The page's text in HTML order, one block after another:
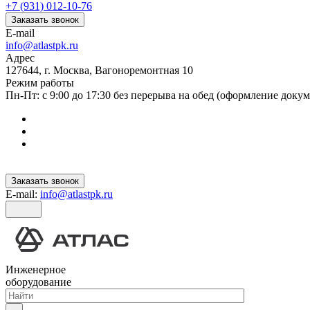
+7 (931) 012-10-76
Заказать звонок
E-mail
info@atlastpk.ru
Адрес
127644, г. Москва, Вагоноремонтная 10
Режим работы
Пн-Пт: с 9:00 до 17:30 без перерыва на обед (оформление
Заказать звонок
E-mail: info@atlastpk.ru
Инженерное
оборудование